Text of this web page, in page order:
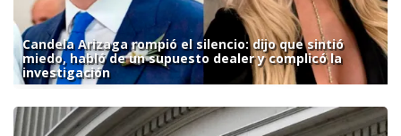
Candela Arizaga rompió el silencio: dijo que sintió
miedo, habló de un supuesto dealer y complicó la
investigación